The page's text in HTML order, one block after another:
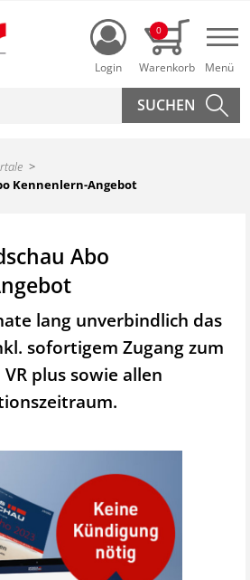
Login
0
Kennenlern-Angebot
Abo
lang unverbindlich das
sofortigem Zugang zum
plus sowie allen